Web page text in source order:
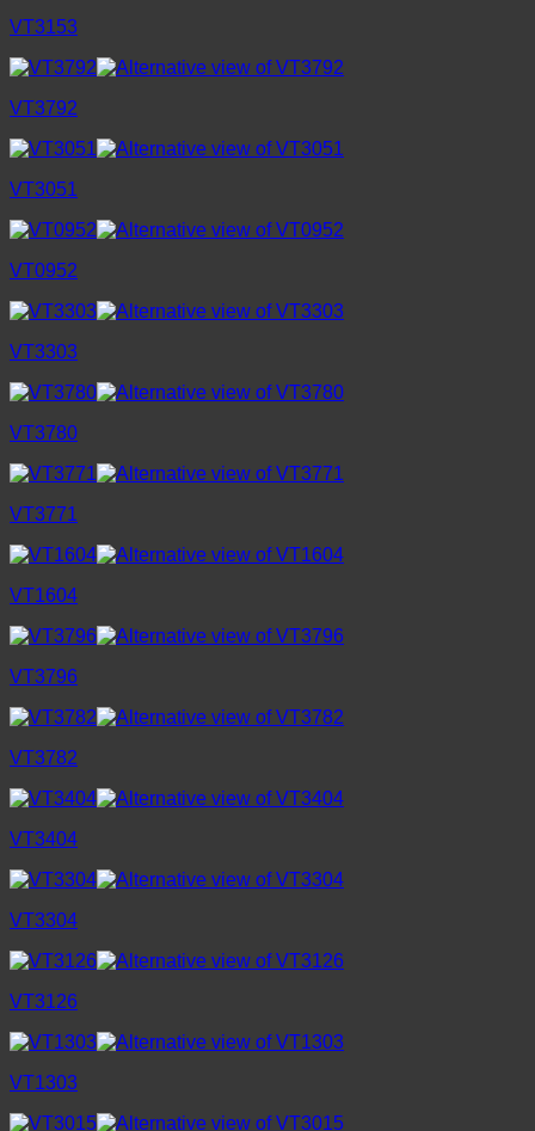
VT3153
VT3792
VT3051
VT0952
VT3303
VT3780
VT3771
VT1604
VT3796
VT3782
VT3404
VT3304
VT3126
VT1303